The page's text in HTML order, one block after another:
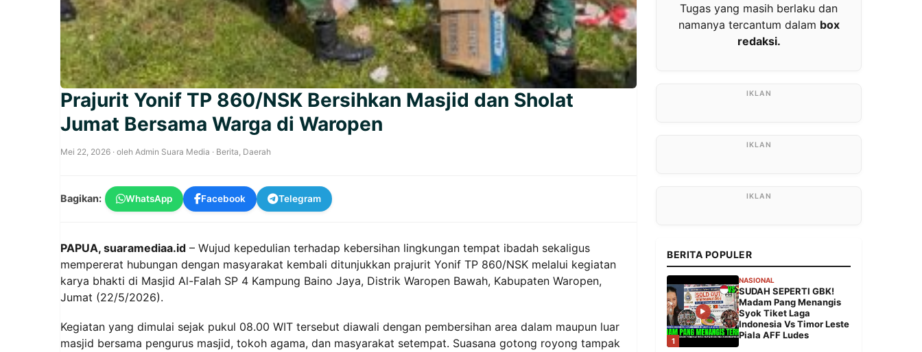
Prajurit Yonif TP 860/NSK Bersihkan Masjid dan Sholat
Jumat Bersama Warga di Waropen
Mei 22, 2026 · oleh Admin Suara Media · Berita Daerah
Bagikan: WhatsApp Facebook Telegram
PAPUA, suaramediaa.id – Wujud kepedulian terhadap kebersihan lingkungan tempat ibadah sekaligus
mempererat hubungan dengan masyarakat kembali ditunjukkan prajurit Yonif TP 860/NSK melalui kegiatan
karya bhakti di Masjid Al-Falah SP 4 Kampung Baino Jaya, Distrik Waropen Bawah, Kabupaten Waropen,
Jumat (22/5/2026).
Kegiatan yang dimulai sejak pukul 08.00 WIT tersebut diawali dengan pembersihan area dalam maupun luar
masjid bersama pengurus masjid, tokoh agama, dan masyarakat setempat. Suasana gotong royong tampak
Tugas yang masih berlaku dan
namanya tercantum dalam box
redaksi.
BERITA POPULER
1
NASIONAL
SUDAH SEPERTI GBK!
Madam Pang Menangis
Syok Tiket Laga
Indonesia Vs Timor Leste
Piala AFF Ludes